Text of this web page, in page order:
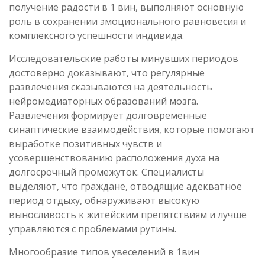
получение радости в 1 вин, выполняют основную
роль в сохранении эмоционального равновесия и
комплексного успешности индивида.
Исследовательские работы минувших периодов
достоверно доказывают, что регулярные
развлечения сказываются на деятельность
нейромедиаторных образований мозга.
Развлечения формирует долговременные
синаптические взаимодействия, которые помогают
выработке позитивных чувств и
усовершенствованию расположения духа на
долгосрочный промежуток. Специалисты
выделяют, что граждане, отводящие адекватное
период отдыху, обнаруживают высокую
выносливость к житейским препятствиям и лучше
управляются с проблемами рутины.
Многообразие типов увеселений в 1вин